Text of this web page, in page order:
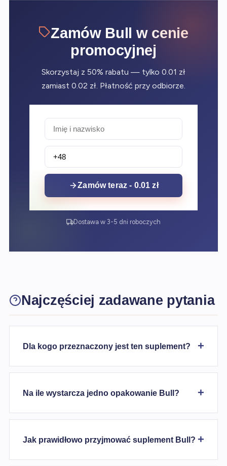
Zamów Bull w cenie
promocyjnej
Skorzystaj z 50% rabatu — tylko 0.01 zł
zamiast 0.02 zł. Płatność przy odbiorze.
Zamów teraz - 0.01 zł
Dostawa w 3-5 dni roboczych
Najczęściej zadawane pytania
Dla kogo przeznaczony jest ten suplement?
Na ile wystarcza jedno opakowanie Bull?
Jak prawidłowo przyjmować suplement Bull?